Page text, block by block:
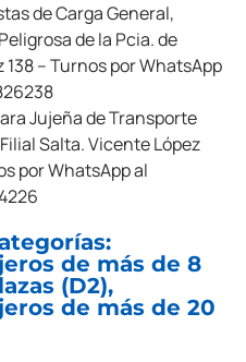
de Carga General,
de la Pcia. de
– Turnos por WhatsApp
Jujeña de Transporte
Salta. Vicente López
por WhatsApp al
de más de 8
(D2),
de más de 20